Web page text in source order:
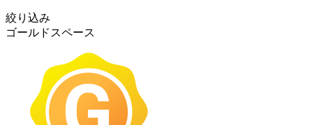
絞り込み
ゴールドスペース